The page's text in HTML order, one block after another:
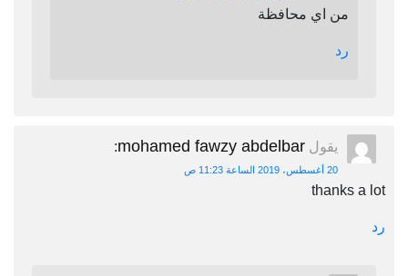
من اي محافظة
رد
يقول mohamed fawzy abdelbar
:
20 أغسطس، 2019 الساعة 11:23 ص
thanks a lot
رد